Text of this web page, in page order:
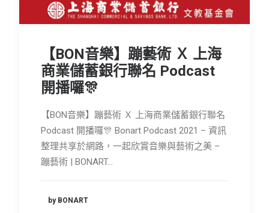
【BON音樂】蹦藝術 Ｘ 上海
商業儲蓄銀行聯名 Podcast
開播囉🎊
【BON音樂】蹦藝術 Ｘ 上海商業儲蓄銀行聯名
Podcast 開播囉🎊 Bonart Podcast 2021 – 資訊
整理共享於網路，一起欣賞音樂與藝術之美 –
蹦藝術 | BONART…
by BONART